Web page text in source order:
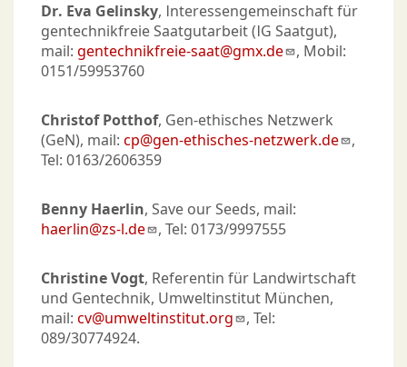
Dr. Eva Gelinsky, Interessengemeinschaft für
gentechnikfreie Saatgutarbeit (IG Saatgut),
mail: gentechnikfreie-saat@gmx.de
, Mobil:
0151/59953760
Christof Potthof, Gen-ethisches Netzwerk
(GeN), mail: cp@gen-ethisches-netzwerk.de
,
Tel: 0163/2606359
Benny Haerlin, Save our Seeds, mail:
haerlin@zs-l.de
, Tel: 0173/9997555
Christine Vogt, Referentin für Landwirtschaft
und Gentechnik, Umweltinstitut München,
mail: cv@umweltinstitut.org
, Tel:
089/30774924.